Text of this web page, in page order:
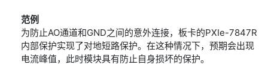
范例
为防止AO通道和GND之间的意外连接，板卡的PXIe-7847R
内部保护实现了对地短路保护。在这种情况下，预期会出现
电流峰值，此时模块具有防止自身损坏的保护。